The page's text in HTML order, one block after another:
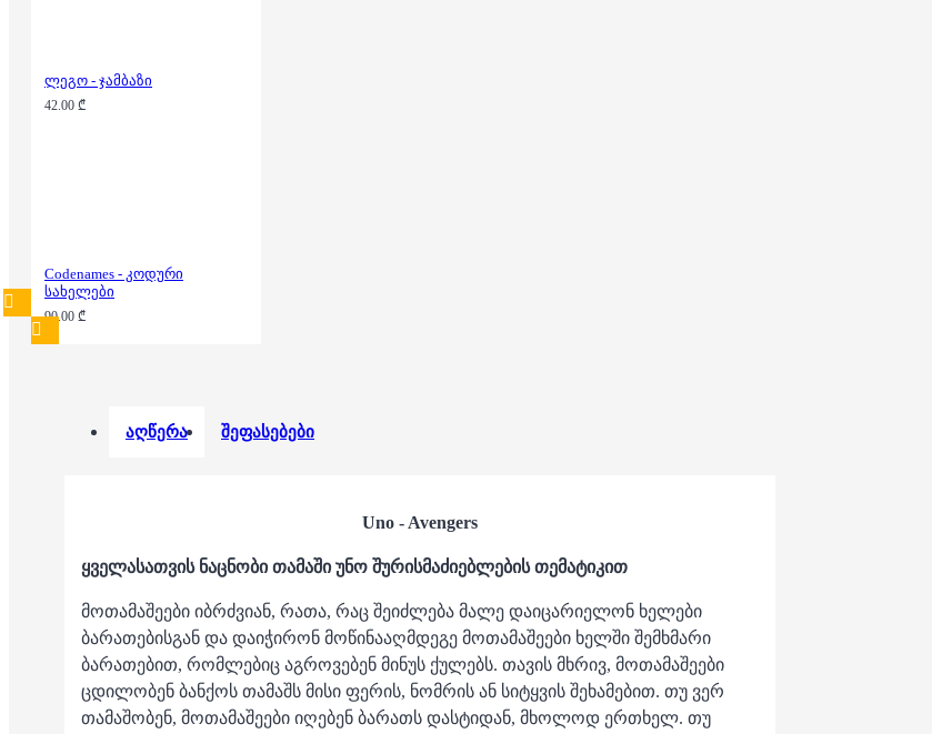
ლეგო - ჯამბაზი
42.00 ₾
Codenames - კოდური
სახელები
90.00 ₾
აღწერა შეფასებები
Uno - Avengers
ყველასათვის ნაცნობი თამაში უნო შურისმაძიებლების თემატიკით
მოთამაშეები იბრძვიან, რათა, რაც შეიძლება მალე დაიცარიელონ ხელები
ბარათებისგან და დაიჭირონ მოწინააღმდეგე მოთამაშეები ხელში შემხმარი
ბარათებით, რომლებიც აგროვებენ მინუს ქულებს. თავის მხრივ, მოთამაშეები
ცდილობენ ბანქოს თამაშს მისი ფერის, ნომრის ან სიტყვის შეხამებით. თუ ვერ
თამაშობენ, მოთამაშეები იღებენ ბარათს დასტიდან, მხოლოდ ერთხელ. თუ